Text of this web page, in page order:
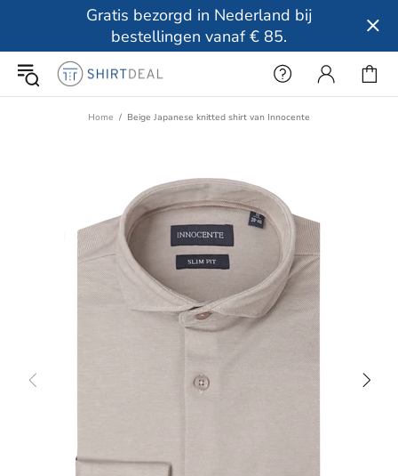
Gratis bezorgd in Nederland bij
bestellingen vanaf € 85.
Home Beige Japanese knitted shirt van Innocente